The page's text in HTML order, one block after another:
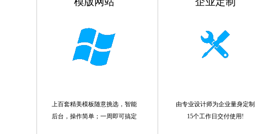
上百套精美模板随意挑选，智能
后台，操作简单；一周即可搞定
由专业设计师为企业量身定制
15个工作日交付使用!